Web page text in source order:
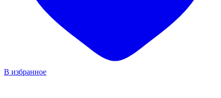
В избранное